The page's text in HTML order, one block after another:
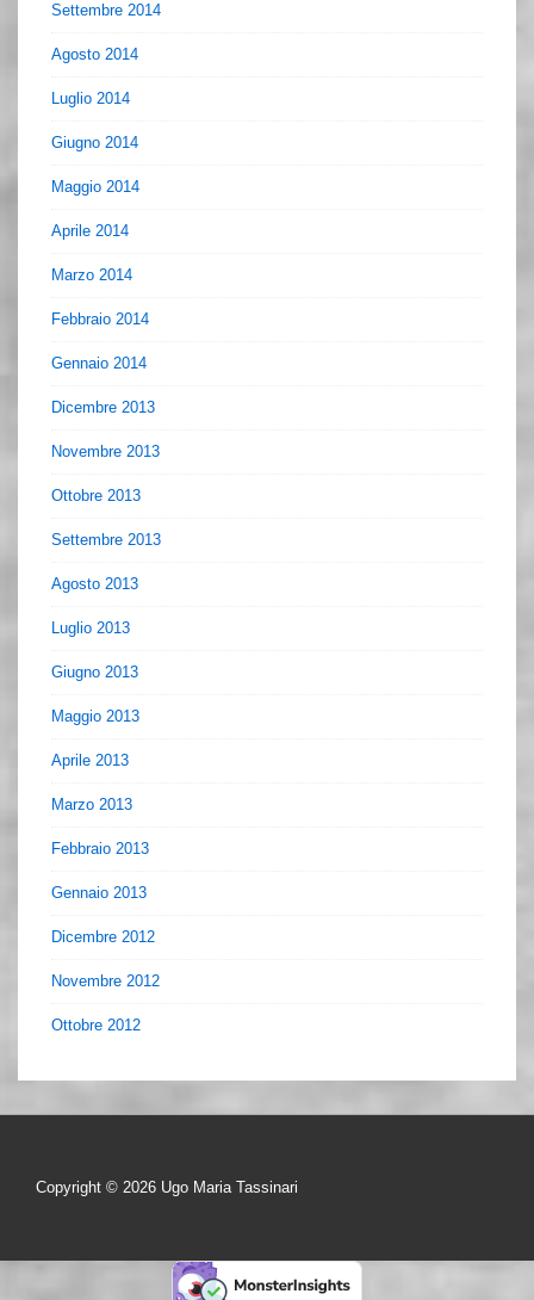
Settembre 2014
Agosto 2014
Luglio 2014
Giugno 2014
Maggio 2014
Aprile 2014
Marzo 2014
Febbraio 2014
Gennaio 2014
Dicembre 2013
Novembre 2013
Ottobre 2013
Settembre 2013
Agosto 2013
Luglio 2013
Giugno 2013
Maggio 2013
Aprile 2013
Marzo 2013
Febbraio 2013
Gennaio 2013
Dicembre 2012
Novembre 2012
Ottobre 2012
Copyright © 2026 Ugo Maria Tassinari